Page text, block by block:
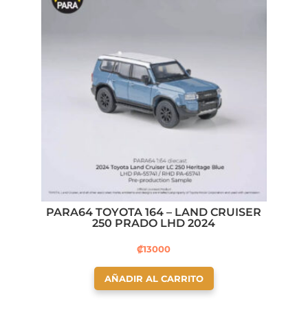
PARA64 TOYOTA 164 – LAND CRUISER
250 PRADO LHD 2024
₡13000
AÑADIR AL CARRITO